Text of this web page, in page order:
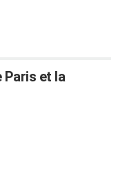
Paris et la